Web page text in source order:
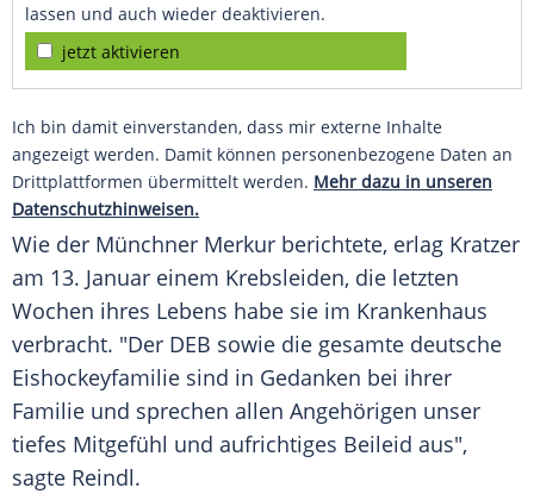
lassen und auch wieder deaktivieren.
jetzt aktivieren
Ich bin damit einverstanden, dass mir externe Inhalte
angezeigt werden. Damit können personenbezogene Daten an
Drittplattformen übermittelt werden. Mehr dazu in unseren
Datenschutzhinweisen.
Wie der Münchner Merkur berichtete, erlag Kratzer
am 13. Januar einem Krebsleiden, die letzten
Wochen ihres Lebens habe sie im Krankenhaus
verbracht. "Der DEB sowie die gesamte deutsche
Eishockeyfamilie sind in Gedanken bei ihrer
Familie und sprechen allen Angehörigen unser
tiefes Mitgefühl und aufrichtiges Beileid aus",
sagte Reindl.